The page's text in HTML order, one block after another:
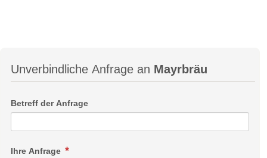
Unverbindliche Anfrage an Mayrbräu
Betreff der Anfrage
Ihre Anfrage